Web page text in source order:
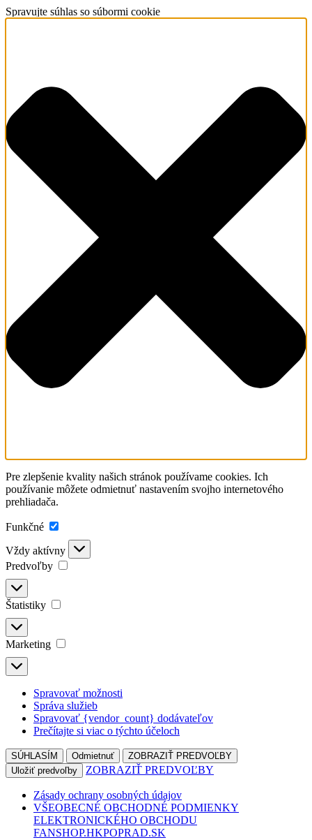
Spravujte súhlas so súbormi cookie
Pre zlepšenie kvality našich stránok používame cookies. Ich
používanie môžete odmietnuť nastavením svojho internetového
prehliadača.
Funkčné
FUNKČNÉ
Vždy aktívny
Predvoľby
PREDVOĽBY
Štatistiky
ŠTATISTIKY
Marketing
MARKETING
Spravovať možnosti
Správa služieb
Spravovať {vendor_count} dodávateľov
Prečítajte si viac o týchto účeloch
SÚHLASÍM Odmietnuť
ZOBRAZIŤ PREDVOĽBY
Uložiť predvoľby
ZOBRAZIŤ PREDVOĽBY
Zásady ochrany osobných údajov
VŠEOBECNÉ OBCHODNÉ PODMIENKY
ELEKTRONICKÉHO OBCHODU
FANSHOP.HKPOPRAD.SK